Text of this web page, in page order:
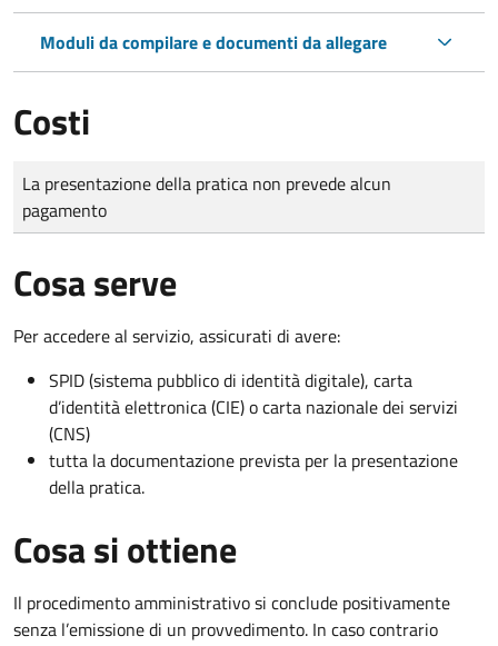
Moduli da compilare e documenti da allegare
Costi
Tipo di pagamento
Importo
La presentazione della pratica non prevede alcun
pagamento
Cosa serve
Per accedere al servizio, assicurati di avere:
SPID (sistema pubblico di identità digitale), carta
d’identità elettronica (CIE) o carta nazionale dei servizi
(CNS)
tutta la documentazione prevista per la presentazione
della pratica.
Cosa si ottiene
Il procedimento amministrativo si conclude positivamente
senza l’emissione di un provvedimento. In caso contrario